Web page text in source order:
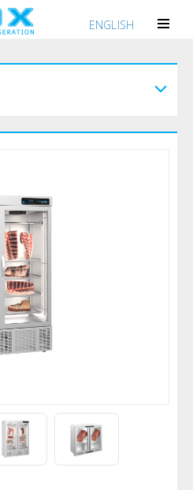
ENGLISH